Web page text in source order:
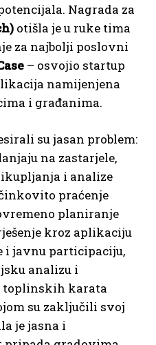
Nagrada za
otišla je u ruke tima
za najbolji poslovni
– osvojio startup
namijenjena
i građanima.
su jasan problem:
na zastarjele,
i analize
praćenje
planiranje
kroz aplikaciju
i javnu participaciju,
analizu i
toplinskih karata
su zaključili svoj
je jasna i